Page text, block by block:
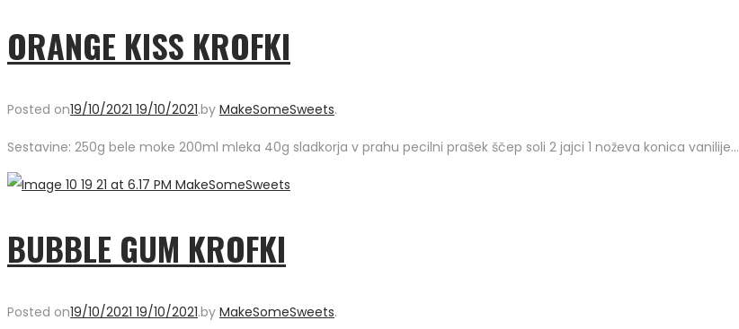
ORANGE KISS KROFKI
Posted on19/10/2021 19/10/2021.by MakeSomeSweets.
Sestavine: 250g bele moke 200ml mleka 40g sladkorja v prahu pecilni prašek ščep soli 2 jajci 1 noževa konica vanilije…
BUBBLE GUM KROFKI
Posted on19/10/2021 19/10/2021.by MakeSomeSweets.